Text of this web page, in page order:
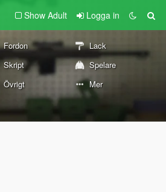
Show Adult Logga in
Fordon
Lack
Skript
Spelare
Övrigt Mer